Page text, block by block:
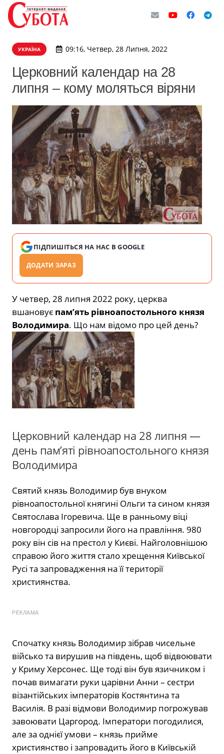
УКРАЇНА 09:16, Четвер, 28 Липня, 2022
Церковний календар на 28
липня – кому моляться віряни
ПІДПИШІТЬСЯ НА НАС В GOOGLE
ДОДАТИ ЗАРАЗ
У четвер, 28 липня 2022 року, церква
вшановує пам’ять рівноапостольного князя
Володимира. Що нам відомо про цей день?
Церковний календар на 28 липня —
день пам’яті рівноапостольного князя
Володимира
Святий князь Володимир був внуком
рівноапостольної княгині Ольги та сином князя
Святослава Ігоревича. Ще в ранньому віці
новгородці запросили його на правління. 980
року він сів на престол у Києві. Найголовнішою
справою його життя стало хрещення Київської
Русі та запровадження на її території
християнства.
РЕКЛАМА
Спочатку князь Володимир зібрав чисельне
військо та вирушив на південь, щоб відвоювати
у Криму Херсонес. Ще тоді він був язичником і
почав вимагати руки царівни Анни – сестри
візантійських імператорів Костянтина та
Василія. В разі відмови Володимир погрожував
завоювати Царгород. Імператори погодилися,
але за однієї умови – князь прийме
християнство і запровадить його в Київській